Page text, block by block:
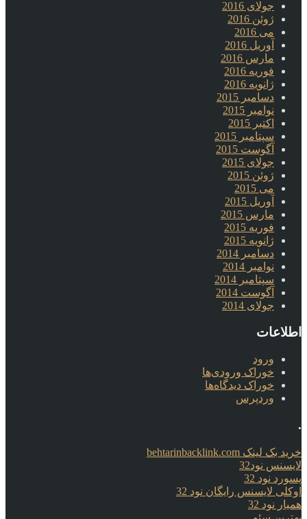
جولای 2016
ژوئن 2016
می 2016
آوریل 2016
مارس 2016
فوریه 2016
ژانویه 2016
دسامبر 2015
نوامبر 2015
اکتبر 2015
سپتامبر 2015
آگوست 2015
جولای 2015
ژوئن 2015
می 2015
آوریل 2015
مارس 2015
فوریه 2015
ژانویه 2015
دسامبر 2014
نوامبر 2014
سپتامبر 2014
آگوست 2014
جولای 2014
اطلاعات
ورود
خوراک ورودی‌ها
خوراک دیدگاه‌ها
وردپرس
.
خرید بک لینک behtarinbacklink.com
لایسنس نود32
پسورد نود 32
اوکلی لایسنس رایگان نود 32
همیار نود 32